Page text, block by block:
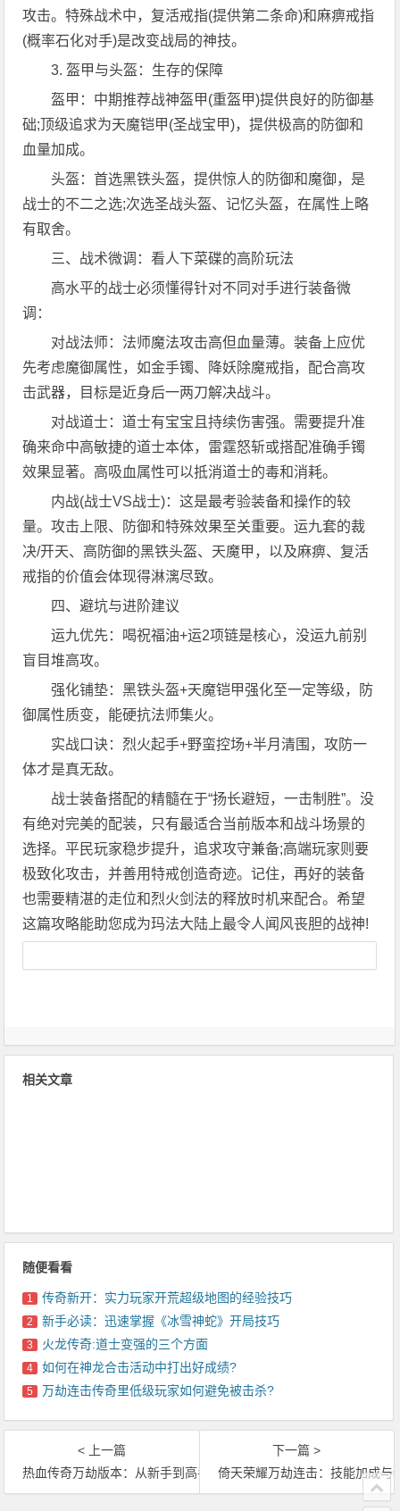
攻击。特殊战术中，复活戒指(提供第二条命)和麻痹戒指
(概率石化对手)是改变战局的神技。
3. 盔甲与头盔：生存的保障
盔甲：中期推荐战神盔甲(重盔甲)提供良好的防御基
础;顶级追求为天魔铠甲(圣战宝甲)，提供极高的防御和
血量加成。
头盔：首选黑铁头盔，提供惊人的防御和魔御，是
战士的不二之选;次选圣战头盔、记忆头盔，在属性上略
有取舍。
三、战术微调：看人下菜碟的高阶玩法
高水平的战士必须懂得针对不同对手进行装备微
调：
对战法师：法师魔法攻击高但血量薄。装备上应优
先考虑魔御属性，如金手镯、降妖除魔戒指，配合高攻
击武器，目标是近身后一两刀解决战斗。
对战道士：道士有宝宝且持续伤害强。需要提升准
确来命中高敏捷的道士本体，雷霆怒斩或搭配准确手镯
效果显著。高吸血属性可以抵消道士的毒和消耗。
内战(战士VS战士)：这是最考验装备和操作的较
量。攻击上限、防御和特殊效果至关重要。运九套的裁
决/开天、高防御的黑铁头盔、天魔甲，以及麻痹、复活
戒指的价值会体现得淋漓尽致。
四、避坑与进阶建议
运九优先：喝祝福油+运2项链是核心，没运九前别
盲目堆高攻。
强化铺垫：黑铁头盔+天魔铠甲强化至一定等级，防
御属性质变，能硬抗法师集火。
实战口诀：烈火起手+野蛮控场+半月清围，攻防一
体才是真无敌。
战士装备搭配的精髓在于“扬长避短，一击制胜”。没
有绝对完美的配装，只有最适合当前版本和战斗场景的
选择。平民玩家稳步提升，追求攻守兼备;高端玩家则要
极致化攻击，并善用特戒创造奇迹。记住，再好的装备
也需要精湛的走位和烈火剑法的释放时机来配合。希望
这篇攻略能助您成为玛法大陆上最令人闻风丧胆的战神!
相关文章
随便看看
1 传奇新开：实力玩家开荒超级地图的经验技巧
2 新手必读：迅速掌握《冰雪神蛇》开局技巧
3 火龙传奇:道士变强的三个方面
4 如何在神龙合击活动中打出好成绩?
5 万劫连击传奇里低级玩家如何避免被击杀?
< 上一篇
热血传奇万劫版本：从新手到高手，让生命值飙升的奇物
下一篇 >
倚天荣耀万劫连击：技能加成与